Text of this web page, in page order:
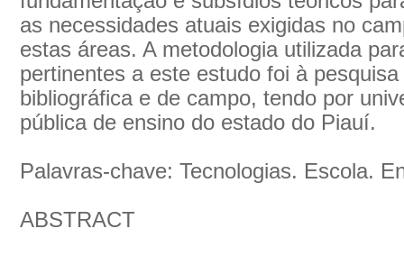
as necessidades atuais exigidas no
estas áreas. A metodologia utilizada
pertinentes a este estudo foi à
bibliográfica e de campo, tendo por
pública de ensino do estado do Piauí.
Palavras-chave: Tecnologias. Escola.
ABSTRACT